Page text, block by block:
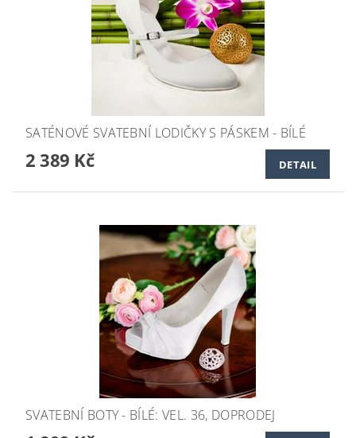
SATÉNOVÉ SVATEBNÍ LODIČKY S PÁSKEM - BÍLÉ
2 389 Kč DETAIL
SVATEBNÍ BOTY - BÍLÉ: VEL. 36, DOPRODEJ